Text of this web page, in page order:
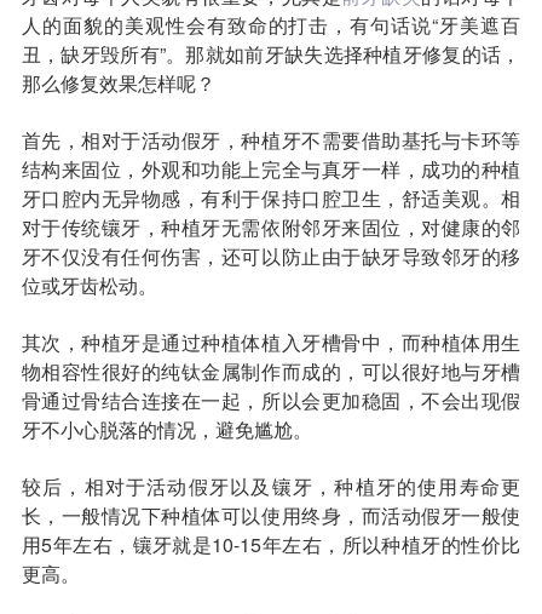
医师介绍doctor introduction
医疗新闻medical news
种植牙dental implant
箍牙orthodontics
收费标准charge standard
就医指引contact us
WhatsApp预约
人的面貌的美观性会有致命的打击，有句话说“牙美遮百
丑，缺牙毁所有”。那就如前牙缺失选择种植牙修复的话，
那么修复效果怎样呢？
首先，相对于活动假牙，种植牙不需要借助基托与卡环等
结构来固位，外观和功能上完全与真牙一样，成功的种植
牙口腔内无异物感，有利于保持口腔卫生，舒适美观。相
对于传统镶牙，种植牙无需依附邻牙来固位，对健康的邻
牙不仅没有任何伤害，还可以防止由于缺牙导致邻牙的移
位或牙齿松动。
其次，种植牙是通过种植体植入牙槽骨中，而种植体用生
物相容性很好的纯钛金属制作而成的，可以很好地与牙槽
骨通过骨结合连接在一起，所以会更加稳固，不会出现假
牙不小心脱落的情况，避免尴尬。
较后，相对于活动假牙以及镶牙，种植牙的使用寿命更
长，一般情况下种植体可以使用终身，而活动假牙一般使
用5年左右，镶牙就是10-15年左右，所以种植牙的性价比
更高。